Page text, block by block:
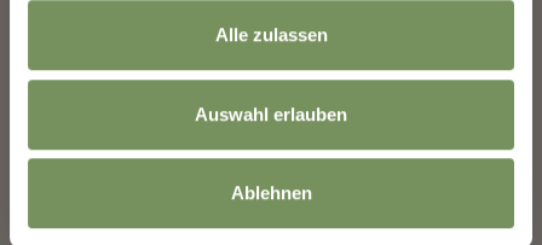
Alle zulassen
Auswahl erlauben
Ablehnen
Lebenbergstraße 2
www.haflinger-royal.com
T+39 334 2356241
Le informazioni sull'utilizzo dei dati sono